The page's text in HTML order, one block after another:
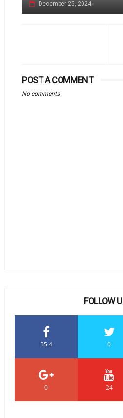
December 25, 2024
POST A COMMENT
No comments
FOLLOW
35.4 0
0 24